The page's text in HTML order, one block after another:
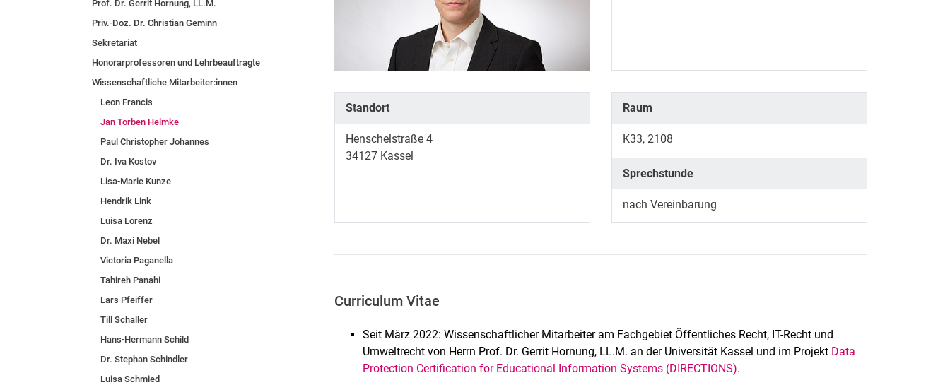
Prof. Dr. Gerrit Hornung, LL.M.
Priv.-Doz. Dr. Christian Geminn
Sekretariat
Honorarprofessoren und Lehrbeauftragte
Wissenschaftliche Mit­ar­bei­ter:in­nen
Leon Francis
Jan Torben Helmke
Paul Christopher Johannes
Dr. Iva Kostov
Lisa-Marie Kunze
Hendrik Link
Luisa Lorenz
Dr. Maxi Nebel
Victoria Paganella
Tahireh Panahi
Lars Pfeiffer
Till Schaller
Hans-Hermann Schild
Dr. Stephan Schindler
Luisa Schmied
Standort
Henschelstraße 4
34127 Kassel
Raum
K33, 2108
Sprechstunde
nach Vereinbarung
Curriculum Vitae
Seit März 2022: Wissenschaftlicher Mitarbeiter am Fachgebiet Öffentliches Recht, IT-Recht und
Umweltrecht von Herrn Prof. Dr. Gerrit Hornung, LL.M. an der Universität Kassel und im Projekt Data
Protection Certification for Educational Information Systems (DIRECTIONS).